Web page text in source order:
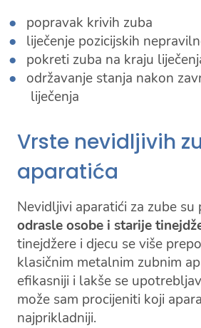
popravak krivih zuba
liječenje pozicijskih
pokreti zuba na kraju
održavanje stanja nakon
liječenja
Vrste nevidljivih
aparatića
Nevidljivi aparatići za zube su
odrasle osobe i starije
tinejdžere i djecu se više
klasičnim metalnim zubnim
efikasniji i lakše se
može sam procijeniti koji
najprikladniji.